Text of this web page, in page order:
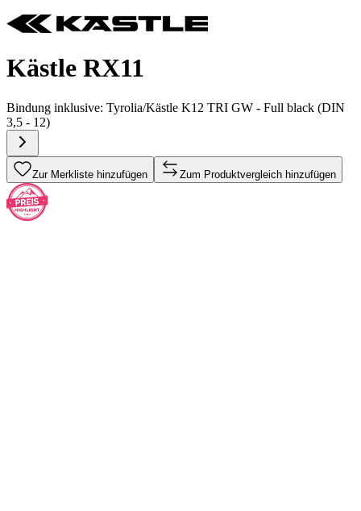
Kästle RX11
Bindung inklusive: Tyrolia/Kästle K12 TRI GW - Full black (DIN
3,5 - 12)
Zur Merkliste hinzufügen Zum Produktvergleich hinzufügen